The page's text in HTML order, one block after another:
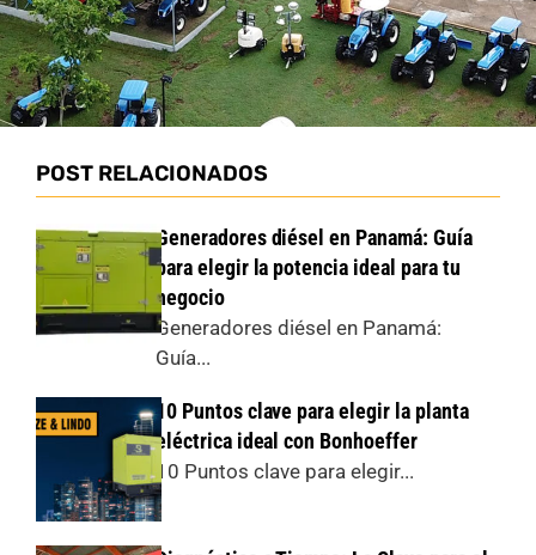
POST RELACIONADOS
Generadores diésel en Panamá: Guía
para elegir la potencia ideal para tu
negocio
Generadores diésel en Panamá:
Guía...
10 Puntos clave para elegir la planta
eléctrica ideal con Bonhoeffer
10 Puntos clave para elegir...